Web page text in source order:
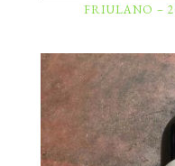
FRIULANO –